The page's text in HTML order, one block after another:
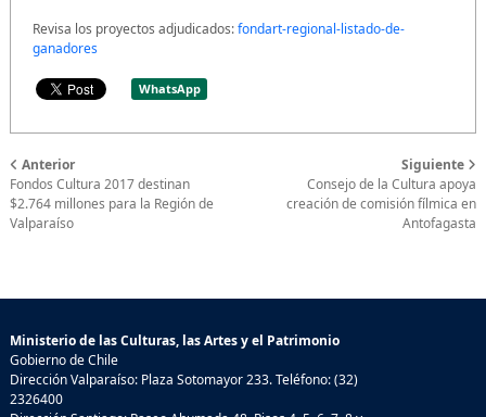
Revisa los proyectos adjudicados:fondart-regional-listado-de-
ganadores
WhatsApp
Anterior
Fondos Cultura 2017 destinan
$2.764 millones para la Región de
Valparaíso
Siguiente
Consejo de la Cultura apoya
creación de comisión fílmica en
Antofagasta
Ministerio de las Culturas, las Artes y el Patrimonio
Gobierno de Chile
Dirección Valparaíso: Plaza Sotomayor 233. Teléfono: (32)
2326400